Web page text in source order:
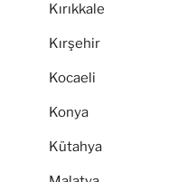
Kırıkkale
Kırşehir
Kocaeli
Konya
Kütahya